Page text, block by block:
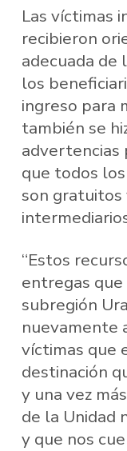
Las víctimas
recibieron
adecuada de
los
ingreso para
también se
advertencias
que todos
son gratuitos
“Estos
entregas
subregión
nuevamente
víctimas que
destinación
y una vez
de la Unidad
y que nos